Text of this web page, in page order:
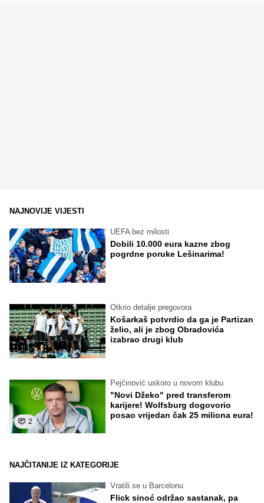
NAJNOVIJE VIJESTI
UEFA bez milosti
Dobili 10.000 eura kazne zbog
pogrdne poruke Lešinarima!
Otkrio detalje pregovora
Košarkaš potvrdio da ga je Partizan
želio, ali je zbog Obradovića
izabrao drugi klub
2
Pejčinović uskoro u novom klubu
"Novi Džeko" pred transferom
karijere! Wolfsburg dogovorio
posao vrijedan čak 25 miliona eura!
NAJČITANIJE IZ KATEGORIJE
Vratili se u Barcelonu
Flick sinoć održao sastanak, pa